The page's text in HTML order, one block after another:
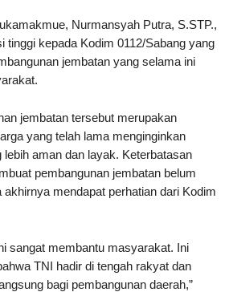
Nurmansyah Putra, S.STP.,
tinggi kepada Kodim 0112/Sabang yang
jembatan yang selama ini
jembatan tersebut merupakan
yang telah lama menginginkan
aman dan layak. Keterbatasan
pembangunan jembatan belum
akhirnya mendapat perhatian dari Kodim
sangat membantu masyarakat. Ini
TNI hadir di tengah rakyat dan
bagi pembangunan daerah,”